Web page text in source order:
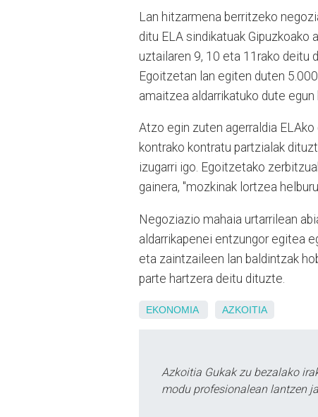
Lan hitzarmena berritzeko
ditu ELA sindikatuak Gipuzkoako
uztailaren 9, 10 eta 11rako deitu
Egoitzetan lan egiten duten
amaitzea aldarrikatuko dute egun
Atzo egin zuten agerraldia
kontrako kontratu partzialak
izugarri igo. Egoitzetako
gainera, "mozkinak lortzea
Negoziazio mahaia urtarrilean
aldarrikapenei entzungor egitea
eta zaintzaileen lan baldintzak
parte hartzera deitu dituzte.
EKONOMIA AZKOITIA
Azkoitia Gukak zu bezalako
modu profesionalean lantzen